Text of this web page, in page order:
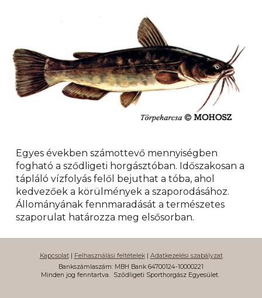
Egyes években számottevő mennyiségben
fogható a sződligeti horgásztóban. Időszakosan a
tápláló vízfolyás felől bejuthat a tóba, ahol
kedvezőek a körülmények a szaporodásához.
Állományának fennmaradását a természetes
szaporulat határozza meg elsősorban.
Kapcsolat| Felhasználási feltételek| Adatkezelési szabályzat
Bankszámlaszám: MBH Bank 64700124-10000221
Minden jog fenntartva. Sződligeti Sporthorgász Egyesület.